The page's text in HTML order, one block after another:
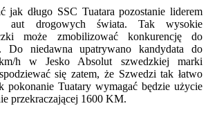
jak długo SSC Tuatara pozostanie liderem
aut drogowych świata. Tak wysokie
może zmobilizować konkurencję do
Do niedawna upatrywano kandydata do
h w Jesko Absolut szwedzkiej marki
się zatem, że Szwedzi tak łatwo
pokonanie Tuatary wymagać będzie użycie
przekraczającej 1600 KM.